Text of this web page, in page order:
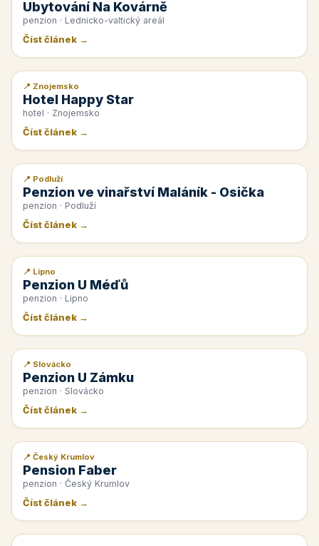
Ubytování Na Kovárně
penzion · Lednicko-valtický areál
Číst článek →
📰 PR článek
📍 Znojemsko
Hotel Happy Star
hotel · Znojemsko
Číst článek →
📰 PR článek
📍 Podluží
Penzion ve vinařství Maláník - Osička
penzion · Podluží
Číst článek →
📰 PR článek
📍 Lipno
Penzion U Méďů
penzion · Lipno
Číst článek →
📰 PR článek
📍 Slovácko
Penzion U Zámku
penzion · Slovácko
Číst článek →
📰 PR článek
📍 Český Krumlov
Pension Faber
penzion · Český Krumlov
Číst článek →